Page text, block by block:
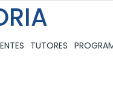
TUTORES